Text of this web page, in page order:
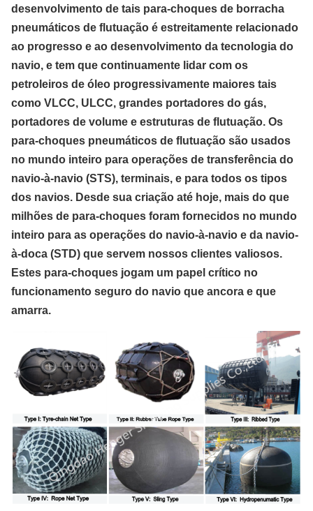
desenvolvimento de tais para-choques de borracha
pneumáticos de flutuação é estreitamente relacionado
ao progresso e ao desenvolvimento da tecnologia do
navio, e tem que continuamente lidar com os
petroleiros de óleo progressivamente maiores tais
como VLCC, ULCC, grandes portadores do gás,
portadores de volume e estruturas de flutuação. Os
para-choques pneumáticos de flutuação são usados
no mundo inteiro para operações de transferência do
navio-à-navio (STS), terminais, e para todos os tipos
dos navios. Desde sua criação até hoje, mais do que
milhões de para-choques foram fornecidos no mundo
inteiro para as operações do navio-à-navio e da navio-
à-doca (STD) que servem nossos clientes valiosos.
Estes para-choques jogam um papel crítico no
funcionamento seguro do navio que ancora e que
amarra.